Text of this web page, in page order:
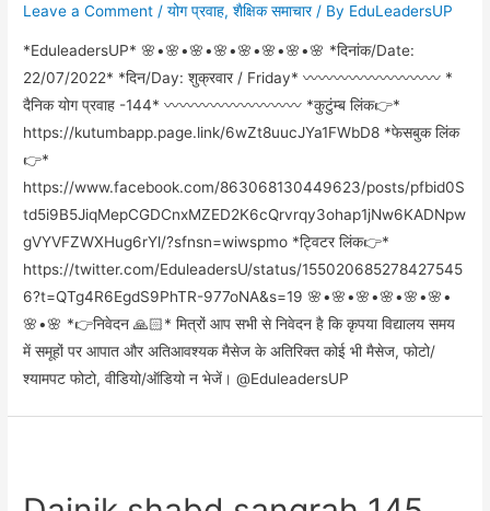
Leave a Comment /योग प्रवाह,शैक्षिक समाचार/ By EduLeadersUP
*EduleadersUP* 🌸•🌸•🌸•🌸•🌸•🌸•🌸•🌸 *दिनांक/Date:
22/07/2022* *दिन/Day: शुक्रवार / Friday* 〰️〰️〰️〰️〰️〰️〰️〰️〰️ *
दैनिक योग प्रवाह -144* 〰️〰️〰️〰️〰️〰️〰️〰️〰️ *कुटुंम्ब लिंक👉*
https://kutumbapp.page.link/6wZt8uucJYa1FWbD8 *फेसबुक लिंक
👉*
https://www.facebook.com/863068130449623/posts/pfbid0S
td5i9B5JiqMepCGDCnxMZED2K6cQrvrqy3ohap1jNw6KADNpw
gVYVFZWXHug6rYl/?sfnsn=wiwspmo *ट्विटर लिंक👉*
https://twitter.com/EduleadersU/status/155020685278427545
6?t=QTg4R6EgdS9PhTR-977oNA&s=19 🌸•🌸•🌸•🌸•🌸•🌸•
🌸•🌸 *👉निवेदन 🙏🏻* मित्रों आप सभी से निवेदन है कि कृपया विद्यालय समय
में समूहों पर आपात और अतिआवश्यक मैसेज के अतिरिक्त कोई भी मैसेज, फोटो/
श्यामपट फोटो, वीडियो/ऑडियो न भेजें। @EduleadersUP